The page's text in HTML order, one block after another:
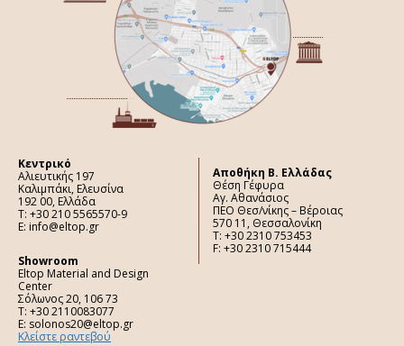
Κεντρικό
Αλιευτικής 197
Καλιμπάκι, Ελευσίνα
192 00, Ελλάδα
Τ: +30 210 5565570-9
E: info@eltop.gr
Showroom
Eltop Material and Design
Center
Σόλωνος 20, 106 73
Τ: +30 2110083077
E: solonos20@eltop.gr
Κλείστε ραντεβού
Aποθήκη Β. Ελλάδας
Θέση Γέφυρα
Αγ. Αθανάσιος
ΠΕΟ Θεσ/νίκης – Βέροιας
570 11, Θεσσαλονίκη
Τ: +30 2310 753453
F: +30 2310 715444